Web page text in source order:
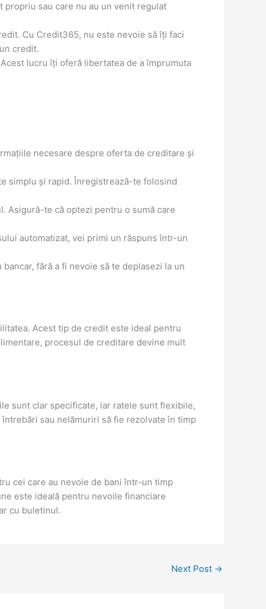
propriu sau care nu au un venit regulat
Cu Credit365, nu este nevoie să îți faci
credit.
lucru îți oferă libertatea de a împrumuta
necesare despre oferta de creditare și
simplu și rapid. Înregistrează-te folosind
Asigură-te că optezi pentru o sumă care
automatizat, vei primi un răspuns într-un
fără a fi nevoie să te deplasezi la un
Acest tip de credit este ideal pentru
procesul de creditare devine mult
sunt clar specificate, iar ratele sunt flexibile,
sau nelămuriri să fie rezolvate în timp
cei care au nevoie de bani într-un timp
este ideală pentru nevoile financiare
cu buletinul.
Next Post →